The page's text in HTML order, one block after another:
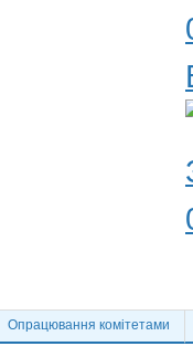
Опрацювання комітетами